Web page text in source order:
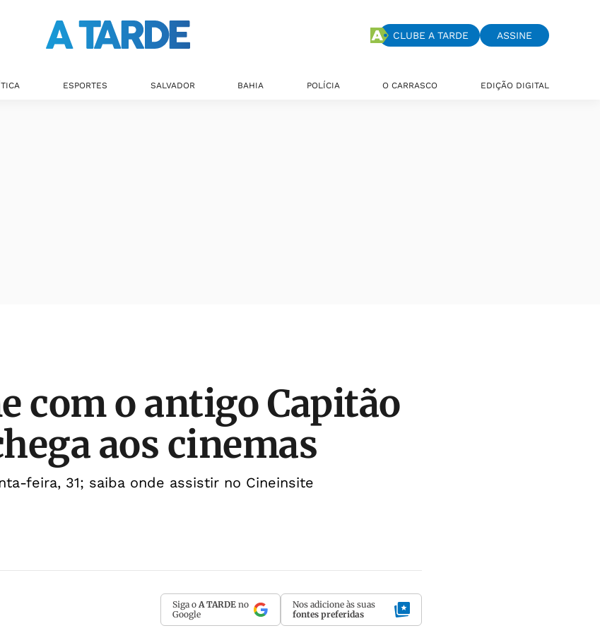
CLUBE A TARDE ASSINE
ESPORTES SALVADOR BAHIA POLÍCIA O CARRASCO EDIÇÃO DIGITAL
com o antigo Capitão
aos cinemas
feira, 31; saiba onde assistir no Cineinsite
Siga o A TARDE no
Google
Nos adicione às suas
fontes preferidas